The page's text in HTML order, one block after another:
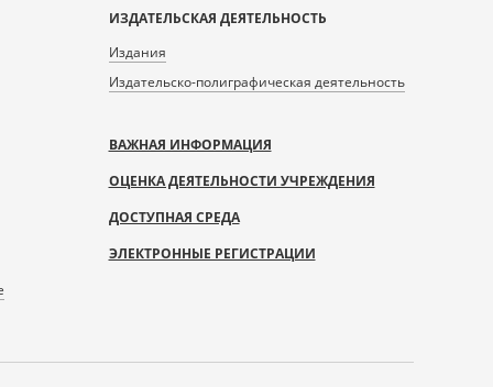
ИЗДАТЕЛЬСКАЯ ДЕЯТЕЛЬНОСТЬ
Издания
Издательско-полиграфическая деятельность
ВАЖНАЯ ИНФОРМАЦИЯ
ОЦЕНКА ДЕЯТЕЛЬНОСТИ УЧРЕЖДЕНИЯ
ДОСТУПНАЯ СРЕДА
ЭЛЕКТРОННЫЕ РЕГИСТРАЦИИ